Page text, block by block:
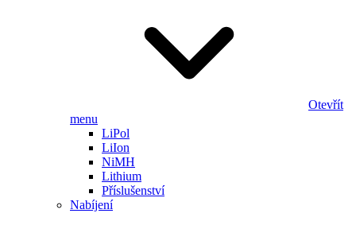
Otevřít
menu
LiPol
LiIon
NiMH
Lithium
Příslušenství
Nabíjení